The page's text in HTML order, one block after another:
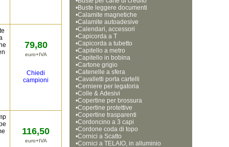
79,80
euro+IVA
Chiedi
campioni
116,50
euro+IVA
•Buste leggere documenti
•Calamite magnetiche
•Calamite autoadesive
•Calendari, accessori
•Capicorda a T
•Capicorda a tubetto
•Capitello a metro
•Capitello in bobina
•Cartone grigio
•Catenelle a sfera
•Cavalletti porta cartelli
•Cerniere per legatoria
•Colle & Adesivi
•Copertine per brossura
•Copertine protettive
•Copertine trasparenti
•Cordoncino a 3 capi
•Cordone coda di topo
•Cornici a Scatto
•Cornici a TELAIO, in alluminio